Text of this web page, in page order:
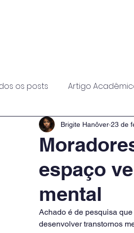
os posts Artigo
espaço
mental
Brigite Hanôver 23 de
Achado é de pesquisa
desenvolver transtornos